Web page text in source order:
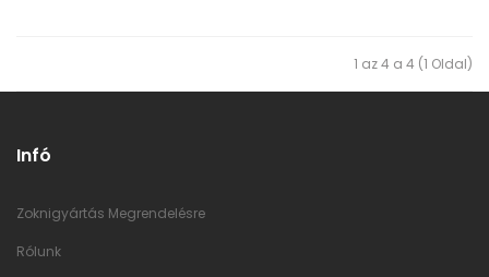
1 az 4 a 4 (1 Oldal)
Infó
Zoknigyártás Megrendelésre
Rólunk